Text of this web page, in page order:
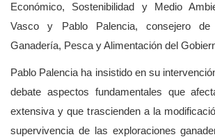
Económico, Sostenibilidad y Medio
Vasco y Pablo Palencia, consejero de
Ganadería, Pesca y Alimentación del
Pablo Palencia ha insistido en su
debate aspectos fundamentales que
extensiva y que trascienden a la
supervivencia de las exploraciones